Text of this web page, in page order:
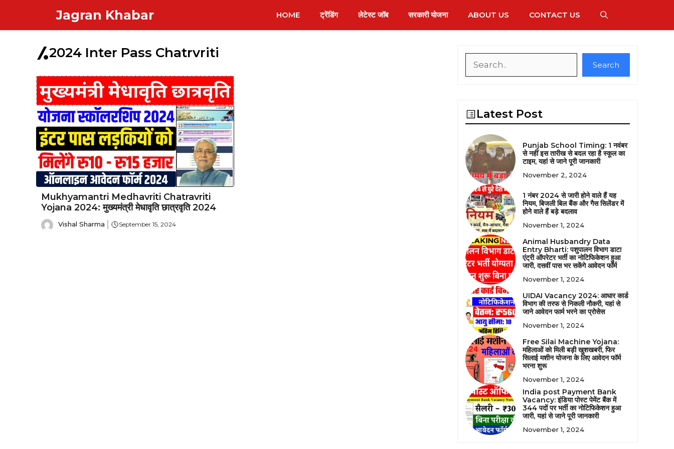
content
Jagran Khabar HOME ट्रेंडिंग लेटेस्ट जॉब सरकारी योजना ABOUT US CONTACT US
2024 Inter Pass Chatrvriti
Mukhyamantri Medhavriti Chatravriti
Yojana 2024: मुख्यमंत्री मेधावृति छात्रवृति 2024
Vishal Sharma September 15, 2024
Search
Latest Post
Punjab School Timing: 1 नवंबर
से नहीं इस तारीख से बदल रहा है स्कूल का
टाइम, यहां से जाने पूरी जानकारी
November 2, 2024
1 नंबर 2024 से जारी होने वाले हैं यह
नियम, बिजली बिल बैंक और गैस सिलेंडर में
होने वाले हैं बड़े बदलाव
November 1, 2024
Animal Husbandry Data
Entry Bharti: पशुपालन विभाग डाटा
एंट्री ऑपरेटर भर्ती का नोटिफिकेशन हुआ
जारी, दसवीं पास भर सकेंगे आवेदन फॉर्म
November 1, 2024
UIDAI Vacancy 2024: आधार कार्ड
विभाग की तरफ से निकली नौकरी, यहां से
जाने आवेदन फार्म भरने का प्रोसेस
November 1, 2024
Free Silai Machine Yojana:
महिलाओं को मिली बड़ी खुशखबरी, फिर
सिलाई मशीन योजना के लिए आवेदन फॉर्म
भरना शुरू
November 1, 2024
India post Payment Bank
Vacancy: इंडिया पोस्ट पेमेंट बैंक में
344 पदों पर भर्ती का नोटिफिकेशन हुआ
जारी, यहां से जाने पूरी जानकारी
November 1, 2024